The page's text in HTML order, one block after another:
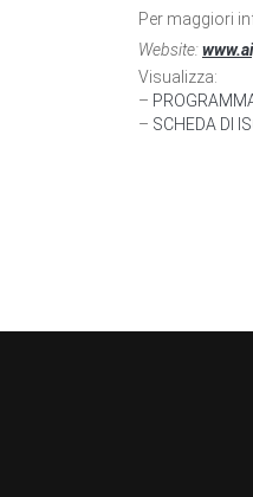
Per maggiori
Website:
Visualizza:
–
– SCHEDA DI